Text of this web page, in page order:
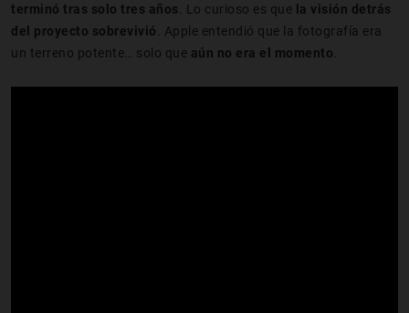
terminó tras solo tres años . Lo curioso es que la visión detrás
del proyecto sobrevivió . Apple entendió que la fotografía era
un terreno potente… solo que aún no era el momento